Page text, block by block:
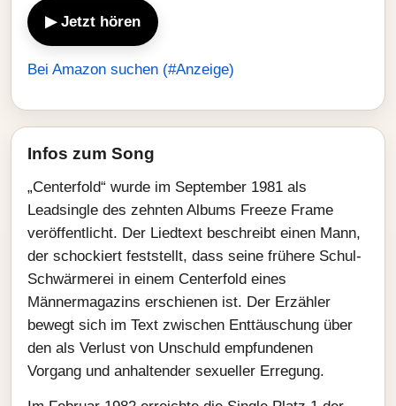
▶ Jetzt hören
Bei Amazon suchen (#Anzeige)
Infos zum Song
„Centerfold“ wurde im September 1981 als
Leadsingle des zehnten Albums Freeze Frame
veröffentlicht. Der Liedtext beschreibt einen Mann,
der schockiert feststellt, dass seine frühere Schul-
Schwärmerei in einem Centerfold eines
Männermagazins erschienen ist. Der Erzähler
bewegt sich im Text zwischen Enttäuschung über
den als Verlust von Unschuld empfundenen
Vorgang und anhaltender sexueller Erregung.